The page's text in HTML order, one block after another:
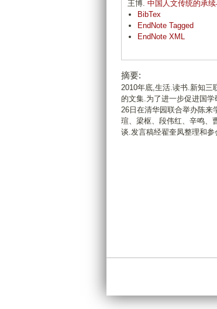
王博. 中国人文传统的承
BibTex
EndNote Tagged
EndNote XML
摘要:
2010年底,生活.读书.新知三
的文集.为了进一步促进国
26日在清华园联合举办陈来
瑄、梁枢、段伟红、辛鸣、
谈.发言稿经翟奎凤整理和